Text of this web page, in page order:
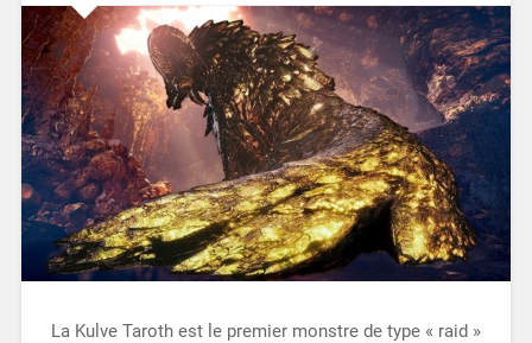
La Kulve Taroth est le premier monstre de type « raid »